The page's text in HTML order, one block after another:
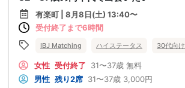
有楽町 | 8月8日(土) 13:40〜
受付終了まで6時間
IBJ Matching ハイステータス 30代向け
女性 受付終了 31〜37歳 無料
男性 残り2席 31〜37歳 3,000円